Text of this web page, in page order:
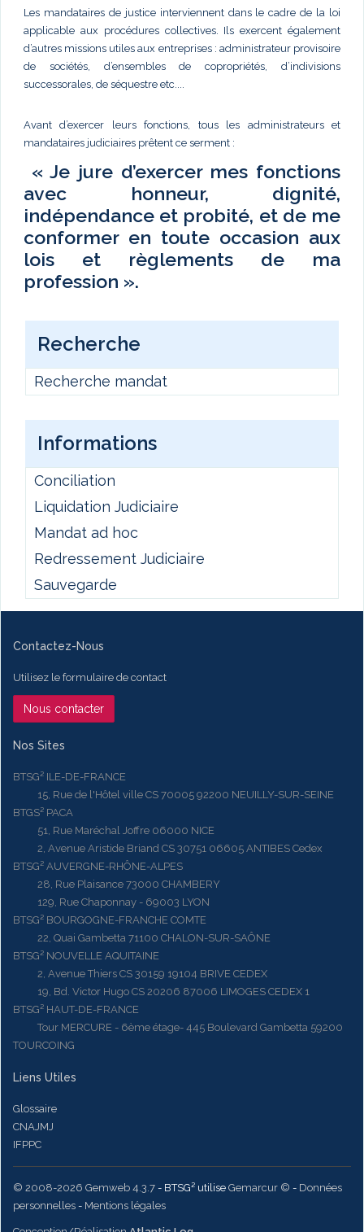
Les mandataires de justice interviennent dans le cadre de la loi
applicable aux procédures collectives. Ils exercent également
d’autres missions utiles aux entreprises : administrateur provisoire
de sociétés, d’ensembles de copropriétés, d’indivisions
successorales, de séquestre etc....
Avant d’exercer leurs fonctions, tous les administrateurs et
mandataires judiciaires prêtent ce serment :
« Je jure d’exercer mes fonctions
avec honneur, dignité,
indépendance et probité, et de me
conformer en toute occasion aux
lois et règlements de ma
profession ».
Recherche
Recherche mandat
Informations
Conciliation
Liquidation Judiciaire
Mandat ad hoc
Redressement Judiciaire
Sauvegarde
Contactez-Nous
Utilisez le formulaire de contact
Nous contacter
Nos Sites
BTSG² ILE-DE-FRANCE
15, Rue de l'Hôtel ville CS 70005 92200 NEUILLY-SUR-SEINE
BTGS² PACA
51, Rue Maréchal Joffre 06000 NICE
2, Avenue Aristide Briand CS 30751 06605 ANTIBES Cedex
BTSG² AUVERGNE-RHÔNE-ALPES
28, Rue Plaisance 73000 CHAMBERY
129, Rue Chaponnay - 69003 LYON
BTSG² BOURGOGNE-FRANCHE COMTE
22, Quai Gambetta 71100 CHALON-SUR-SAÔNE
BTSG² NOUVELLE AQUITAINE
2, Avenue Thiers CS 30159 19104 BRIVE CEDEX
19, Bd. Victor Hugo CS 20206 87006 LIMOGES CEDEX 1
BTSG² HAUT-DE-FRANCE
Tour MERCURE - 6ème étage- 445 Boulevard Gambetta 59200
TOURCOING
Liens Utiles
Glossaire
CNAJMJ
IFPPC
© 2008-2026 Gemweb 4.3.7 - BTSG² utilise Gemarcur © - Données
personnelles - Mentions légales